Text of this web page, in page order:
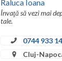
Raluca Ioana
Învaţă să vezi mai
tale.
0744 933
Cluj-